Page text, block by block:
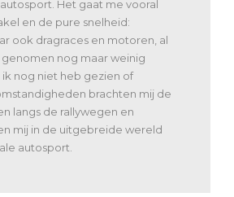
Het gaat me vooral
en de pure snelheid:
ook dragraces en motoren, al
genomen nog maar weinig
ik nog niet heb gezien of
brachten mij de
langs de rallywegen en
mij in de uitgebreide wereld
autosport.